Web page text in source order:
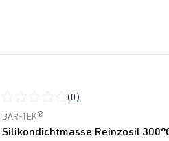
Durchschnittliche Bewertung von 0
(0)
BAR-TEK®
Silikondichtmasse Reinzosil